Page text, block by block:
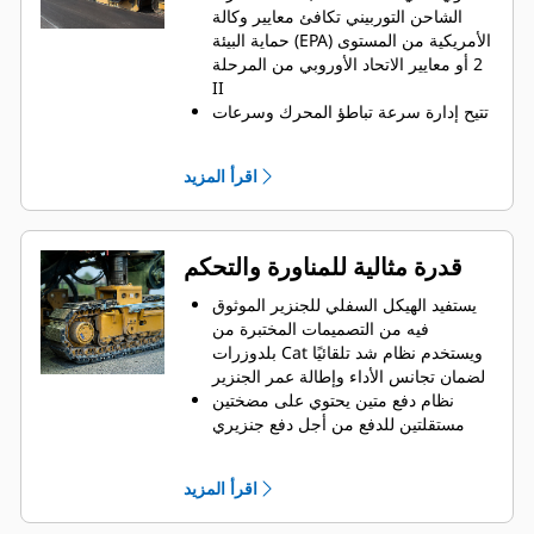
الشاحن التوربيني تكافئ معايير وكالة
حماية البيئة (EPA) الأمريكية من المستوى
2 أو معايير الاتحاد الأوروبي من المرحلة
II
تتيح إدارة سرعة تباطؤ المحرك وسرعات
بحسب احتياجات القدرة المطلوبة منه
تعمل مروحة التبريد متغيرة السرعة بأقل
سرعة ممكنة من أجل التبريد الأمثل
وعالي الكفاءة
تراقب خاصية التحكم التلقائي في الحمل
درجة التحميل على المحرك وتضبط
سرعة التفريز للمساعدة على منع التوقف
المفاجئ مع الحفاظ على الإنتاجية العالية
اقرأ المزيد
قدرة مثالية للمناورة والتحكم
يستفيد الهيكل السفلي للجنزير الموثوق
فيه من التصميمات المختبرة من
بلدوزرات Cat ويستخدم نظام شد تلقائيًا
لضمان تجانس الأداء وإطالة عمر الجنزير
نظام دفع متين يحتوي على مضختين
مستقلتين للدفع من أجل دفع جنزيري
وبنمط دفع متقاطع
يساعد التحكم الأوتوماتيكي في قدرة الجر
على المحافظة على تجانس السرعة في
اقرأ المزيد